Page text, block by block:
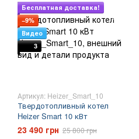
Подарок
Бесплатная доставка!
−9%
Видео
3
Артикул: Heizer_Smart_10
Твердотопливный котел
Heizer Smart 10 кВт
23 490 грн 25 800 грн